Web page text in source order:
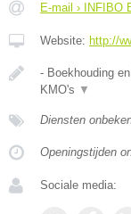
E-mail › INFIBO
Website: http://
- Boekhouding
KMO's ▼
Diensten
Openingstijden
Sociale media: